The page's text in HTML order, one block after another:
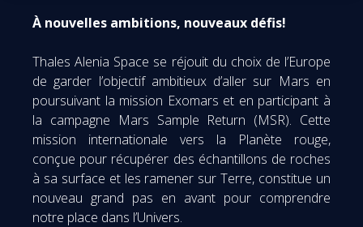
À nouvelles ambitions, nouveaux défis!
Thales Alenia Space se réjouit du choix de l’Europe
de garder l’objectif ambitieux d’aller sur Mars en
poursuivant la mission Exomars et en participant à
la campagne Mars Sample Return (MSR). Cette
mission internationale vers la Planète rouge,
conçue pour récupérer des échantillons de roches
à sa surface et les ramener sur Terre, constitue un
nouveau grand pas en avant pour comprendre
notre place dans l’Univers.